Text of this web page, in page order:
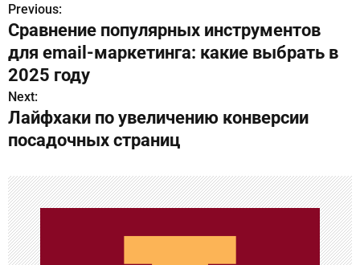
Н
а
в
и
г
ц
и
я
Previous:
Сравнение популярных инструментов
для email-маркетинга: какие выбрать в
2025 году
Next:
Лайфхаки по увеличению конверсии
посадочных страниц